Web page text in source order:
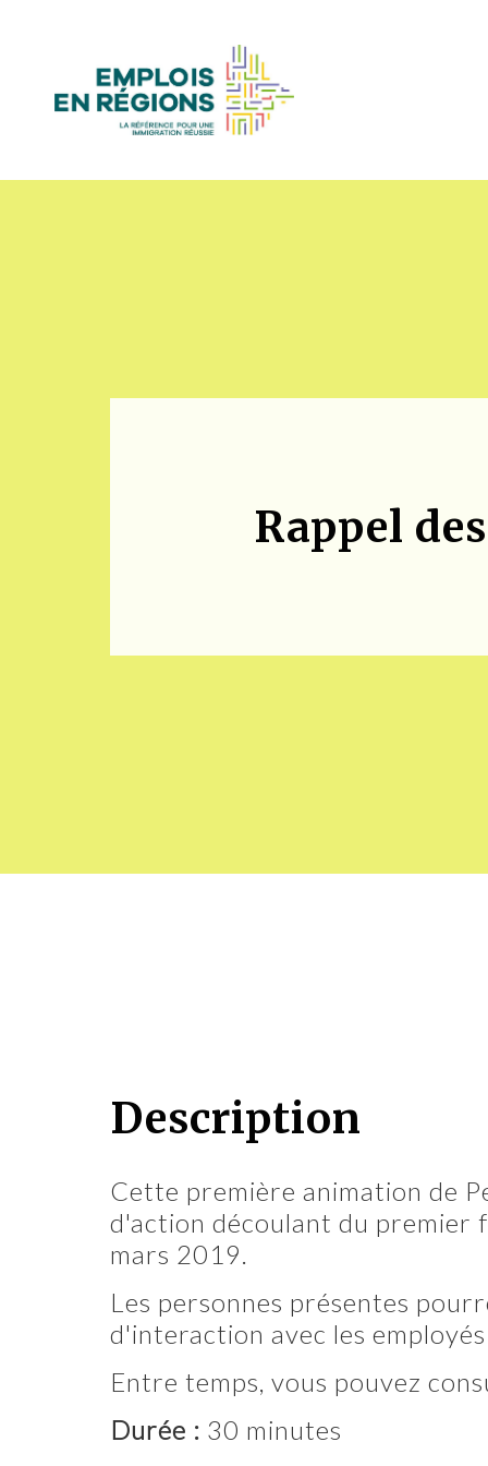
Rappel
Description
Cette première animation de
d'action découlant du premier
mars 2019.
Les personnes présentes
d'interaction avec les
Entre temps, vous pouvez
Durée : 30 minutes